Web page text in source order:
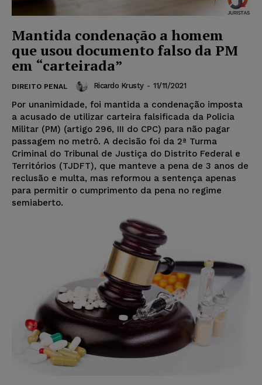
Mantida condenação a homem
que usou documento falso da PM
em “carteirada”
DIREITO PENAL Ricardo Krusty - 11/11/2021
Por unanimidade, foi mantida a condenação imposta
a acusado de utilizar carteira falsificada da Policia
Militar (PM) (artigo 296, III do CPC) para não pagar
passagem no metrô. A decisão foi da 2ª Turma
Criminal do Tribunal de Justiça do Distrito Federal e
Territórios (TJDFT), que manteve a pena de 3 anos de
reclusão e multa, mas reformou a sentença apenas
para permitir o cumprimento da pena no regime
semiaberto.